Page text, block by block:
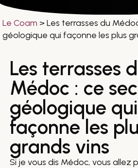
Le Coam > Les terrasses du
géologique qui façonne les plus
Les terrasses
Médoc : ce
géologique qui
façonne les
grands vins
Si je vous dis Médoc, vous